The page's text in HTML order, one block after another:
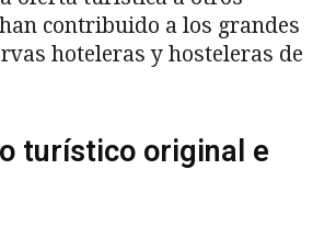
contribuido a los grandes
hoteleras y hosteleras de
turístico original e